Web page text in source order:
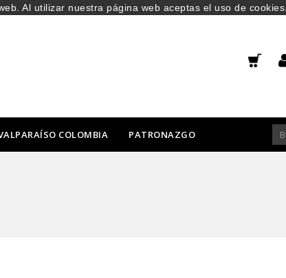
COLOMBIA PATRONAZGO
Al utilizar nuestra página web aceptas el uso de cookies.